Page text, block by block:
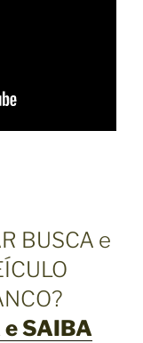
BUSCA e
e SAIBA